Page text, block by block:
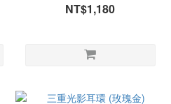
NT$1,180